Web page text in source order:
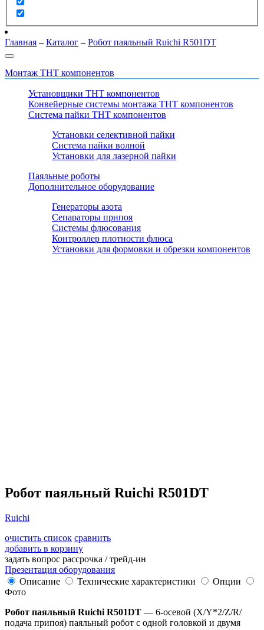
Главная – Каталог – Робот паяльный Ruichi R501DT
Монтаж THT компонентов
Установщики THT компонентов
Конвейерные системы монтажа THT компонентов
Система пайки THT компонентов
Установки селективной пайки
Система пайки волной
Установки для лазерной пайки
Паяльные роботы
Дополнительное оборудование
Генераторы азота
Сепараторы припоя
Системы флюсования
Контроллер плотности флюса
Установки для формовки и обрезки компонентов
Робот паяльный Ruichi R501DT
Ruichi
очистить список сравнить
добавить в корзину
задать вопрос рассрочка / трейд-ин
Презентация оборудования
Описание
Технические характеристики
Опции
Фото
Робот паяльный Ruichi R501DT — 6-осевой (X/Y*2/Z/R/
подача припоя) паяльный робот с одной головкой и двумя